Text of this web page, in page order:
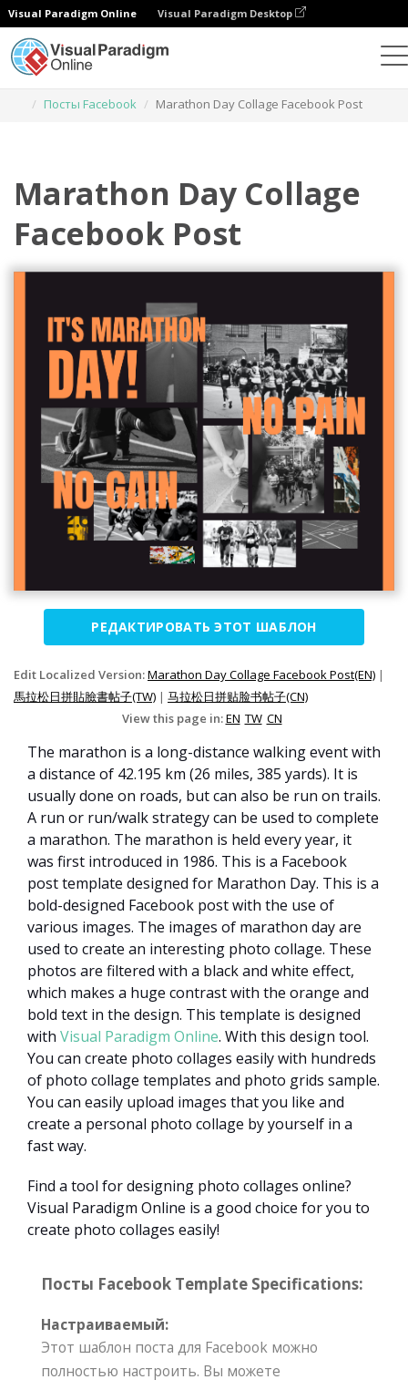
Visual Paradigm Online Visual Paradigm Desktop
Посты Facebook
Marathon Day Collage Facebook Post
Marathon Day Collage
Facebook Post
РЕДАКТИРОВАТЬ ЭТОТ ШАБЛОН
Edit Localized Version:Marathon Day Collage Facebook Post(EN) |
馬拉松日拼貼臉書帖子(TW) | 马拉松日拼贴脸书帖子(CN)
View this page in:EN TW CN
The marathon is a long-distance walking event with
a distance of 42.195 km (26 miles, 385 yards). It is
usually done on roads, but can also be run on trails.
A run or run/walk strategy can be used to complete
a marathon. The marathon is held every year, it
was first introduced in 1986. This is a Facebook
post template designed for Marathon Day. This is a
bold-designed Facebook post with the use of
various images. The images of marathon day are
used to create an interesting photo collage. These
photos are filtered with a black and white effect,
which makes a huge contrast with the orange and
bold text in the design. This template is designed
with Visual Paradigm Online. With this design tool.
You can create photo collages easily with hundreds
of photo collage templates and photo grids sample.
You can easily upload images that you like and
create a personal photo collage by yourself in a
fast way.
Find a tool for designing photo collages online?
Visual Paradigm Online is a good choice for you to
create photo collages easily!
Посты Facebook Template Specifications:
Настраиваемый:
Этот шаблон поста для Facebook можно
полностью настроить. Вы можете